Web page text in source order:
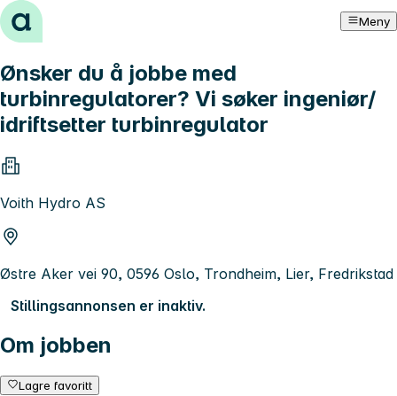
Hopp til innhold Meny
Ønsker du å jobbe med
turbinregulatorer? Vi søker ingeniør/
idriftsetter turbinregulator
Voith Hydro AS
Østre Aker vei 90, 0596 Oslo, Trondheim, Lier, Fredrikstad
Stillingsannonsen er inaktiv.
Om jobben
Lagre favoritt